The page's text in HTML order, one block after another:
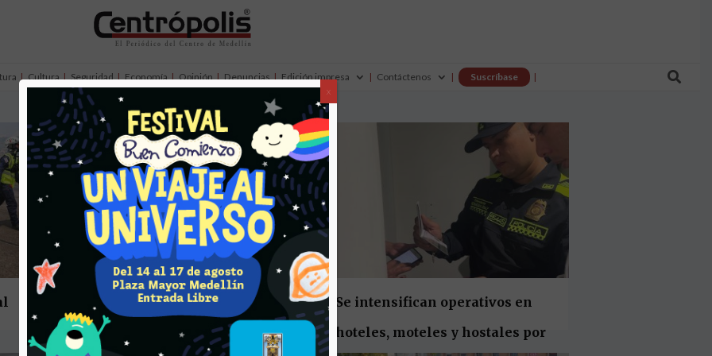
Cultura Seguridad Economía Opinión Denuncias Edición impresa Contáctenos Suscríbase 
Así puede proteger su
WhatsApp y correos
Se intensifican operativos en
hoteles, moteles y hostales por
x